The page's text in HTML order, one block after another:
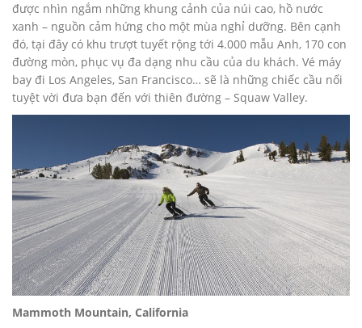
được nhìn ngắm những khung cảnh của núi cao, hồ nước
xanh – nguồn cảm hứng cho một mùa nghỉ dưỡng. Bên cạnh
đó, tại đây có khu trượt tuyết rộng tới 4.000 mẫu Anh, 170 con
đường mòn, phục vụ đa dạng nhu cầu của du khách. Vé máy
bay đi Los Angeles, San Francisco… sẽ là những chiếc cầu nối
tuyệt vời đưa bạn đến với thiên đường – Squaw Valley.
Mammoth Mountain, California